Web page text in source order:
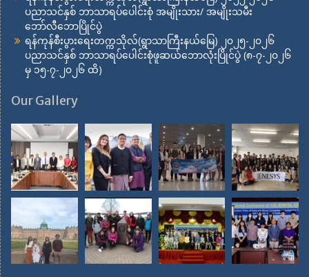
ပညာသင်နှစ် ဘာသာရပ်ပေါင်းစုံ အမျိုးသား/ အမျိုးသမီး
ဘော်လီဘောပြိုင်ပွဲ
ရန်ကုန်စီးပွားရေးတက္ကသိုလ်(ရွာသာကြီးနယ်မြေ) ၂၀၂၅-၂၀၂၆
ပညာသင်နှစ် ဘာသာရပ်ပေါင်းစုံဖူဆယ်ဘောလုံးပြိုင်ပွဲ (၈-၇-၂၀၂၆
မှ ၁၅-၇-၂၀၂၆ ထိ)
Our Gallery